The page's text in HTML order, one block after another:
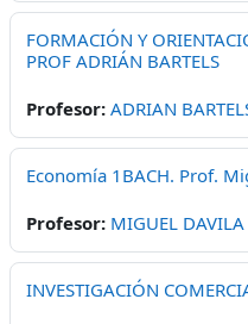
FORMACIÓN Y
PROF ADRIÁN BARTELS
Profesor: ADRIAN
Economía 1BACH. Prof.
Profesor: MIGUEL
INVESTIGACIÓN